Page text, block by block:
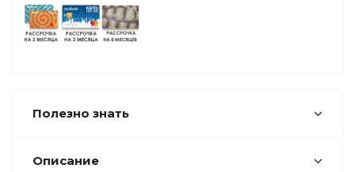
Описание
Полезно знать